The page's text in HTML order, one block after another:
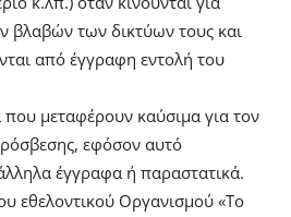
βλαβών των δικτύων τους και
από έγγραφη εντολή του
μεταφέρουν καύσιμα για τον
εφόσον αυτό
έγγραφα ή παραστατικά.
εθελοντικού Οργανισμού «Το